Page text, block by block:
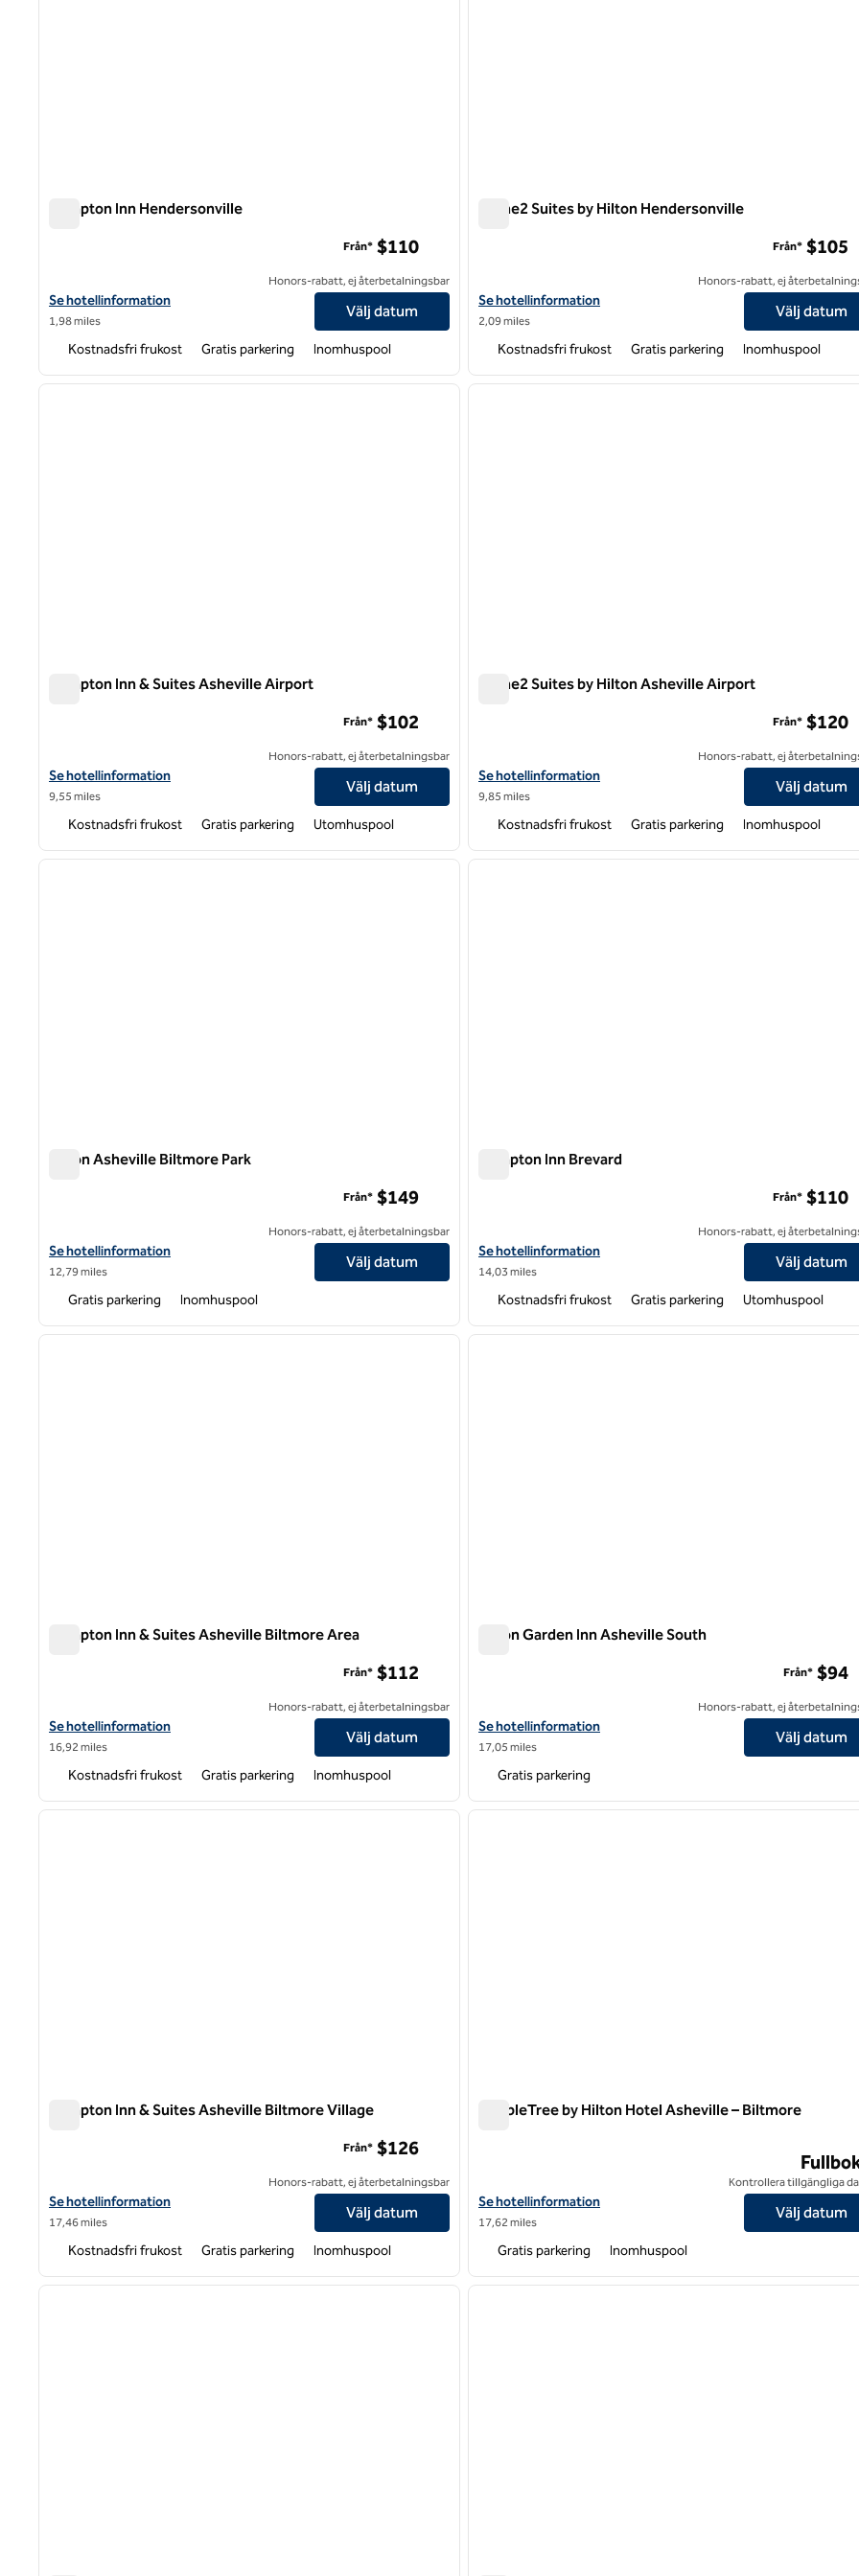
Hampton Inn Hendersonville
Visa hotelldetaljer för Hampton Inn Hendersonville
Se hotellinformation
1,98 miles
Från* $110
Honors-rabatt, ej återbetalningsbar
Välj datum
Kostnadsfri frukost Gratis parkering Inomhuspool
Home2 Suites by Hilton Hendersonville
Visa hotelluppgifter för Home2 Suites by Hilton Hendersonville
Se hotellinformation
2,09 miles
Från* $105
Honors-rabatt, ej
Välj datum
Kostnadsfri frukost Gratis parkering Inomhuspool
1 av 12
nästa bild
Hampton Inn & Suites Asheville Airport
Visa hotelluppgifter för Hampton Inn & Suites Asheville Airport
Se hotellinformation
9,55 miles
Från* $102
Honors-rabatt, ej återbetalningsbar
Välj datum
Kostnadsfri frukost Gratis parkering Utomhuspool
1 av 12
Home2 Suites by Hilton Asheville Airport
Visa hotelluppgifter för Home2 Suites by Hilton Asheville Airport
Se hotellinformation
9,85 miles
Från* $120
Honors-rabatt, ej
Välj datum
Kostnadsfri frukost Gratis parkering Inomhuspool
1 av 12
nästa bild
Hilton Asheville Biltmore Park
Visa hotelluppgifter för Hilton Asheville Biltmore Park
Se hotellinformation
12,79 miles
Från* $149
Honors-rabatt, ej återbetalningsbar
Välj datum
Gratis parkering Inomhuspool
1 av 12
Hampton Inn Brevard
Visa hotelldetaljer för Hampton Inn Brevard
Se hotellinformation
14,03 miles
Från* $110
Honors-rabatt, ej
Välj datum
Kostnadsfri frukost Gratis parkering Utomhuspool
1 av 12
nästa bild
Hampton Inn & Suites Asheville Biltmore Area
Visa hotelluppgifter för Hampton Inn & Suites Asheville Biltmore Area
Se hotellinformation
16,92 miles
Från* $112
Honors-rabatt, ej återbetalningsbar
Välj datum
Kostnadsfri frukost Gratis parkering Inomhuspool
1 av 12
Hilton Garden Inn Asheville South
Visa hotelluppgifter för Hilton Garden Inn Asheville South
Se hotellinformation
17,05 miles
Från* $94
Honors-rabatt, ej
Välj datum
Gratis parkering
1 av 12
nästa bild
Hampton Inn & Suites Asheville Biltmore Village
Visa hotelluppgifter för Hampton Inn & Suites Asheville Biltmore Village
Se hotellinformation
17,46 miles
Från* $126
Honors-rabatt, ej återbetalningsbar
Välj datum
Kostnadsfri frukost Gratis parkering Inomhuspool
1 av 12
DoubleTree by Hilton Hotel Asheville – Biltmore
Visa hotelluppgifter för DoubleTree by Hilton Hotel Asheville –
Se hotellinformation
17,62 miles
Kontrollera tillgängliga
Välj datum
Gratis parkering Inomhuspool
1 av 12
nästa bild1 av 12